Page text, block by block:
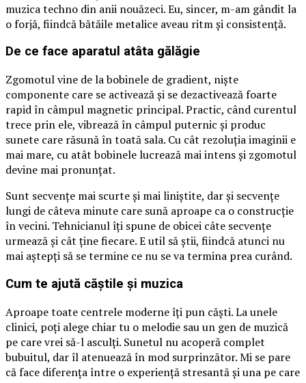
muzica techno din anii nouăzeci. Eu, sincer, m-am gândit la
o forjă, fiindcă bătăile metalice aveau ritm și consistență.
De ce face aparatul atâta gălăgie
Zgomotul vine de la bobinele de gradient, niște
componente care se activează și se dezactivează foarte
rapid în câmpul magnetic principal. Practic, când curentul
trece prin ele, vibrează în câmpul puternic și produc
sunete care răsună în toată sala. Cu cât rezoluția imaginii e
mai mare, cu atât bobinele lucrează mai intens și zgomotul
devine mai pronunțat.
Sunt secvențe mai scurte și mai liniștite, dar și secvențe
lungi de câteva minute care sună aproape ca o construcție
în vecini. Tehnicianul îți spune de obicei câte secvențe
urmează și cât ține fiecare. E util să știi, fiindcă atunci nu
mai aștepți să se termine ce nu se va termina prea curând.
Cum te ajută căștile și muzica
Aproape toate centrele moderne îți pun căști. La unele
clinici, poți alege chiar tu o melodie sau un gen de muzică
pe care vrei să-l asculți. Sunetul nu acoperă complet
bubuitul, dar îl atenuează în mod surprinzător. Mi se pare
că face diferența între o experiență stresantă și una pe care